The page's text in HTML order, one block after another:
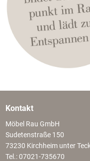
Kontakt
Möbel Rau GmbH
Sudetenstraße 150
73230 Kirchheim unter
Tel.: 07021-735670